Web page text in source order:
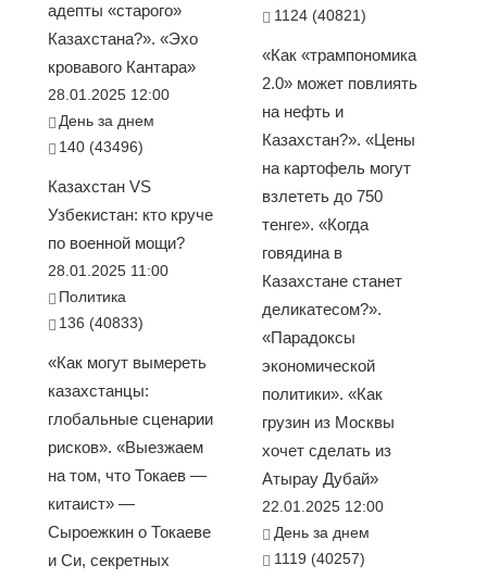
адепты «старого»
Казахстана?». «Эхо
кровавого Кантара»
28.01.2025 12:00
День за днем
140 (43496)
Казахстан VS
Узбекистан: кто круче
по военной мощи?
28.01.2025 11:00
Политика
136 (40833)
«Как могут вымереть
казахстанцы:
глобальные сценарии
рисков». «Выезжаем
на том, что Токаев —
китаист» —
Сыроежкин о Токаеве
и Си, секретных
1124 (40821)
«Как «трампономика
2.0» может повлиять
на нефть и
Казахстан?». «Цены
на картофель могут
взлететь до 750
тенге». «Когда
говядина в
Казахстане станет
деликатесом?».
«Парадоксы
экономической
политики». «Как
грузин из Москвы
хочет сделать из
Атырау Дубай»
22.01.2025 12:00
День за днем
1119 (40257)